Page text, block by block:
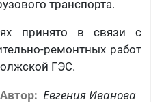
транспорта.
принято в связи с
ремонтных работ
ГЭС.
Автор: Евгения Иванова